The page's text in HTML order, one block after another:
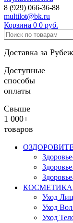
8 (929) 066-36-88
multilot@bk.ru
Корзина 0 0 руб.
Доставка за Рубеж
Доступные
способы
оплаты
Свыше
1 000+
товаров
КОСМЕТИКА
Уход
Уход
Уход